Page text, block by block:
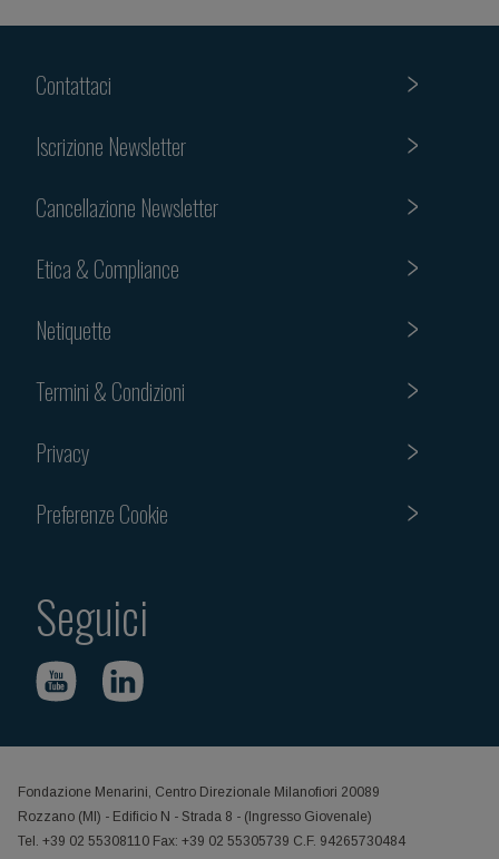
Contattaci
Iscrizione Newsletter
Cancellazione Newsletter
Etica & Compliance
Netiquette
Termini & Condizioni
Privacy
Preferenze Cookie
Seguici
Fondazione Menarini, Centro Direzionale Milanofiori 20089
Rozzano (MI) - Edificio N - Strada 8 - (Ingresso Giovenale)
Tel. +39 02 55308110 Fax: +39 02 55305739 C.F. 94265730484